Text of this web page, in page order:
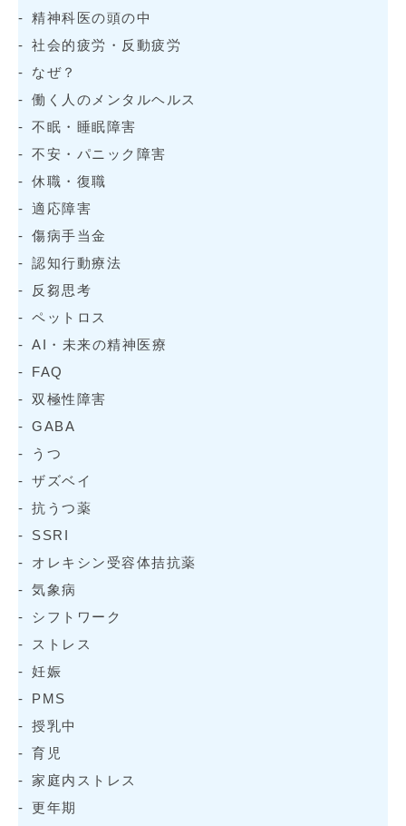
精神科医の頭の中
社会的疲労・反動疲労
なぜ？
働く人のメンタルヘルス
不眠・睡眠障害
不安・パニック障害
休職・復職
適応障害
傷病手当金
認知行動療法
反芻思考
ペットロス
AI・未来の精神医療
FAQ
双極性障害
GABA
うつ
ザズベイ
抗うつ薬
SSRI
オレキシン受容体拮抗薬
気象病
シフトワーク
ストレス
妊娠
PMS
授乳中
育児
家庭内ストレス
更年期